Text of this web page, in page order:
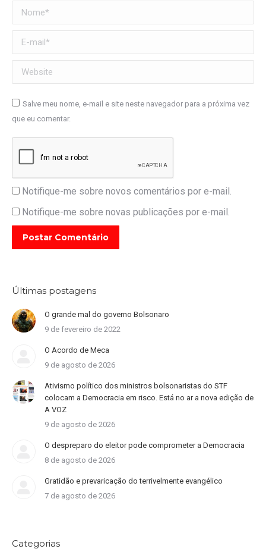
Nome *
E-mail *
Website
Salve meu nome, e-mail e site neste navegador para a próxima vez
que eu comentar.
Notifique-me sobre novos comentários por e-mail.
Notifique-me sobre novas publicações por e-mail.
Postar Comentário
Últimas postagens
O grande mal do governo Bolsonaro
9 de fevereiro de 2022
O Acordo de Meca
9 de agosto de 2026
Ativismo político dos ministros bolsonaristas do STF
colocam a Democracia em risco. Está no ar a nova edição de
A VOZ
9 de agosto de 2026
O despreparo do eleitor pode comprometer a Democracia
8 de agosto de 2026
Gratidão e prevaricação do terrivelmente evangélico
7 de agosto de 2026
Categorias